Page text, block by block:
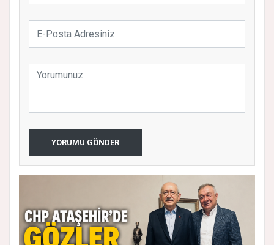
YORUMU GÖNDER